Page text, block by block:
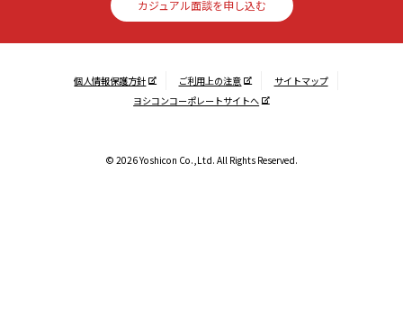
カジュアル面談を申し込む
個人情報保護方針 ご利用上の注意
サイトマップ
ヨシコンコーポレートサイトへ
© 2026 Yoshicon Co.,Ltd. All Rights Reserved.